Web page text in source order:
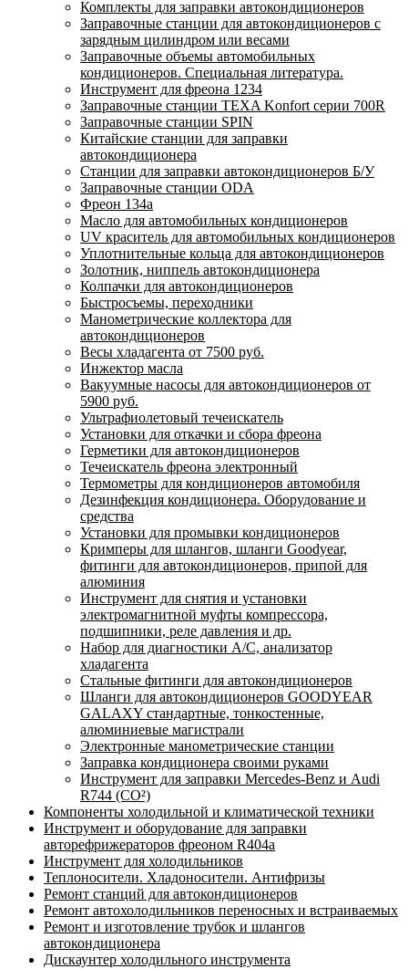
Комплекты для заправки автокондиционеров
Заправочные станции для автокондиционеров с
зарядным цилиндром или весами
Заправочные объемы автомобильных
кондиционеров. Специальная литература.
Инструмент для фреона 1234
Заправочные станции TEXA Konfort серии 700R
Заправочные станции SPIN
Китайские станции для заправки
автокондиционера
Станции для заправки автокондиционеров Б/У
Заправочные станции ODA
Фреон 134a
Масло для автомобильных кондиционеров
UV краситель для автомобильных кондиционеров
Уплотнительные кольца для автокондиционеров
Золотник, ниппель автокондиционера
Колпачки для автокондиционеров
Быстросъемы, переходники
Манометрические коллектора для
автокондиционеров
Весы хладагента от 7500 руб.
Инжектор масла
Вакуумные насосы для автокондиционеров от
5900 руб.
Ультрафиолетовый течеискатель
Установки для откачки и сбора фреона
Герметики для автокондиционеров
Течеискатель фреона электронный
Термометры для кондиционеров автомобиля
Дезинфекция кондиционера. Оборудование и
средства
Установки для промывки кондиционеров
Кримперы для шлангов, шланги Goodyear,
фитинги для автокондиционеров, припой для
алюминия
Инструмент для снятия и установки
электромагнитной муфты компрессора,
подшипники, реле давления и др.
Набор для диагностики A/C, анализатор
хладагента
Стальные фитинги для автокондиционеров
Шланги для автокондиционеров GOODYEAR
GALAXY стандартные, тонкостенные,
алюминиевые магистрали
Электронные манометрические станции
Заправка кондиционера своими руками
Инструмент для заправки Mercedes-Benz и Audi
R744 (CO²)
Компоненты холодильной и климатической техники
Инструмент и оборудование для заправки
авторефрижераторов фреоном R404a
Инструмент для холодильников
Теплоносители. Хладоносители. Антифризы
Ремонт станций для автокондиционеров
Ремонт автохолодильников переносных и встраиваемых
Ремонт и изготовление трубок и шлангов
автокондиционера
Дискаунтер холодильного инструмента